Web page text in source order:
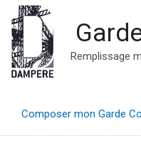
Remplissage
Composer mon Garde